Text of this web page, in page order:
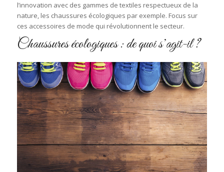
l’innovation avec des gammes de textiles respectueux de la
nature, les chaussures écologiques par exemple. Focus sur
ces accessoires de mode qui révolutionnent le secteur.
Chaussures écologiques : de quoi s’agit-il ?